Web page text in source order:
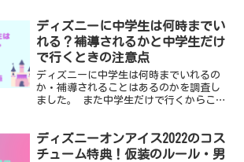
ット買いできる？ ・販売店舗 ・売り切
れ予想 ...
ディズニーに中学生は何時までい
れる？補導されるかと中学生だけ
で行くときの注意点
ディズニーに中学生は何時までいれるの
か・補導されることはあるのかを調査し
ました。 また中学生だけで行くからこそ
い！」子と、「でもそれは心配」な保護
者の方々のお役に立てれ...
ディズニーオンアイス2022のコス
チューム特典！仮装のルール・男